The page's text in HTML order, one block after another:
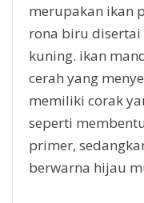
merupakan ikan
rona biru
kuning. ikan
cerah yang
memiliki corak
seperti
primer,
berwarna hijau